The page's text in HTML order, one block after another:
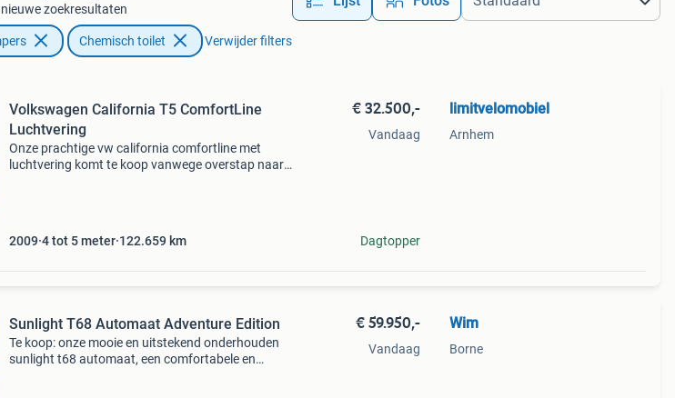
nieuwe zoekresultaten
Chemisch toilet Verwijder filters
Volkswagen California T5 ComfortLine
Luchtvering
Onze prachtige vw california comfortline met
luchtvering komt te koop vanwege overstap naar
2009 4 tot 5 meter 122.659 km
€ 32.500,-
Vandaag
Dagtopper
limitvelomobiel
Arnhem
Sunlight T68 Automaat Adventure Edition
Te koop: onze mooie en uitstekend onderhouden
sunlight t68 automaat, een comfortabele en
€ 59.950,-
Vandaag
Wim
Borne